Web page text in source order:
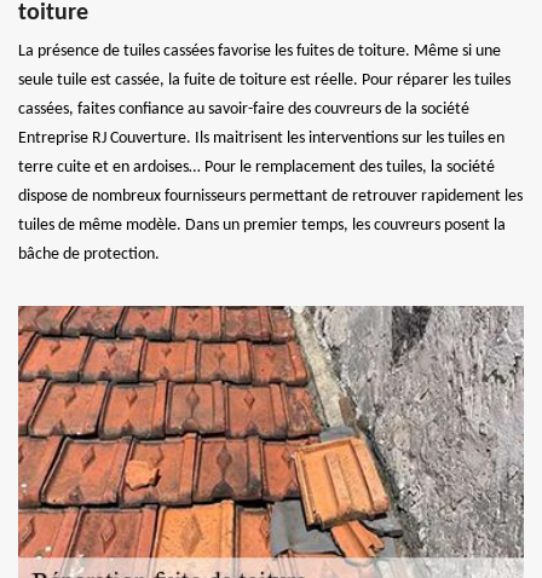
toiture
La présence de tuiles cassées favorise les fuites de toiture. Même si une
seule tuile est cassée, la fuite de toiture est réelle. Pour réparer les tuiles
cassées, faites confiance au savoir-faire des couvreurs de la société
Entreprise RJ Couverture. Ils maitrisent les interventions sur les tuiles en
terre cuite et en ardoises… Pour le remplacement des tuiles, la société
dispose de nombreux fournisseurs permettant de retrouver rapidement les
tuiles de même modèle. Dans un premier temps, les couvreurs posent la
bâche de protection.